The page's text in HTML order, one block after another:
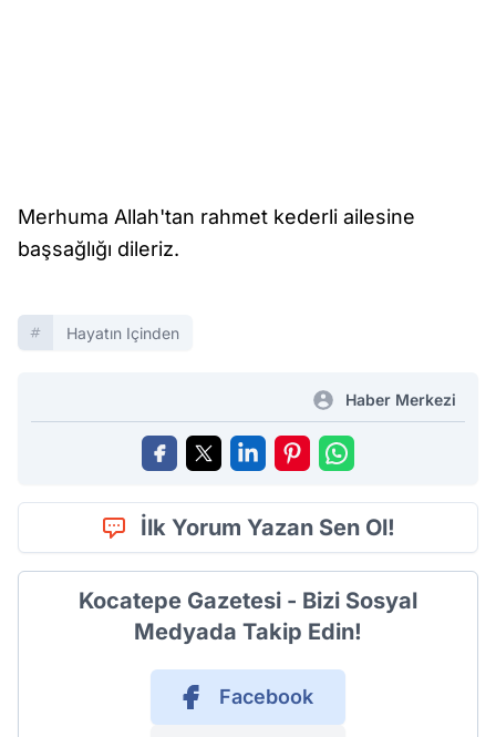
Merhuma Allah'tan rahmet kederli ailesine
başsağlığı dileriz.
Hayatın Içinden
Haber Merkezi
İlk Yorum Yazan Sen Ol!
Kocatepe Gazetesi - Bizi Sosyal
Medyada Takip Edin!
Facebook